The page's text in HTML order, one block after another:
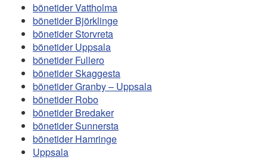
bönetider Vattholma
bönetider Björklinge
bönetider Storvreta
bönetider Uppsala
bönetider Fullero
bönetider Skaggesta
bönetider Granby – Uppsala
bönetider Robo
bönetider Bredaker
bönetider Sunnersta
bönetider Hamringe
Uppsala